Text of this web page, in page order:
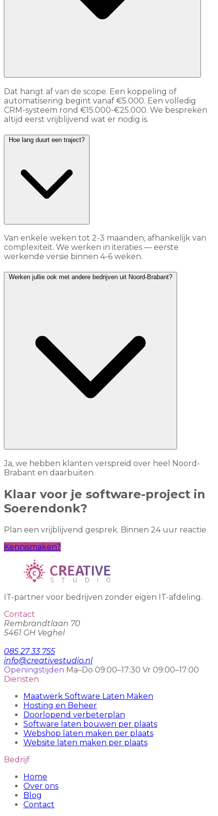
Dat hangt af van de scope. Een koppeling of
automatisering begint vanaf €5.000. Een volledig
CRM-systeem rond €15.000-€25.000. We bespreken
altijd eerst vrijblijvend wat er nodig is.
Hoe lang duurt een traject?
Van enkele weken tot 2-3 maanden, afhankelijk van
complexiteit. We werken in iteraties — eerste
werkende versie binnen 4-6 weken.
Werken jullie ook met andere bedrijven uit Noord-Brabant?
Ja, we hebben klanten verspreid over heel Noord-
Brabant en daarbuiten.
Klaar voor je software-project in
Soerendonk?
Plan een vrijblijvend gesprek. Binnen 24 uur reactie.
Kennismaken?
IT-partner voor bedrijven zonder eigen IT-afdeling.
Contact
Rembrandtlaan 70
5461 GH Veghel
085 27 33 755
info@creativestudio.nl
Openingstijden Ma–Do 09:00–17:30 Vr 09:00–17:00
Diensten
Maatwerk Software Laten Maken
Hosting en Beheer
Doorlopend verbeterplan
Software laten bouwen per plaats
Webshop laten maken per plaats
Website laten maken per plaats
Bedrijf
Home
Over ons
Blog
Contact